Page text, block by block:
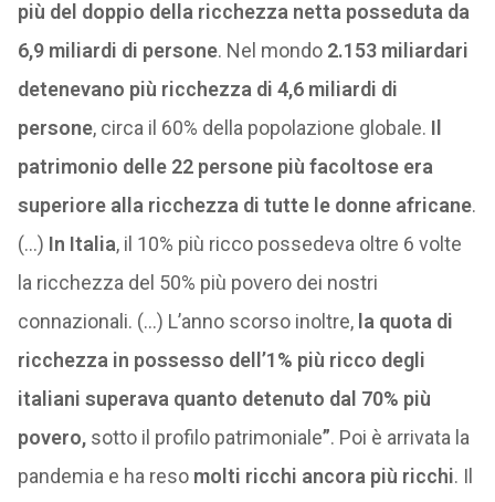
più del doppio della ricchezza netta posseduta da
6,9 miliardi di persone. Nel mondo 2.153 miliardari
detenevano più ricchezza di 4,6 miliardi di
persone, circa il 60% della popolazione globale. Il
patrimonio delle 22 persone più facoltose era
superiore alla ricchezza di tutte le donne africane.
(…) In Italia, il 10% più ricco possedeva oltre 6 volte
la ricchezza del 50% più povero dei nostri
connazionali. (…) L’anno scorso inoltre,la quota di
ricchezza in possesso dell’1% più ricco degli
italiani superava quanto detenuto dal 70% più
povero, sotto il profilo patrimoniale”. Poi è arrivata la
pandemia e ha reso molti ricchi ancora più ricchi. Il